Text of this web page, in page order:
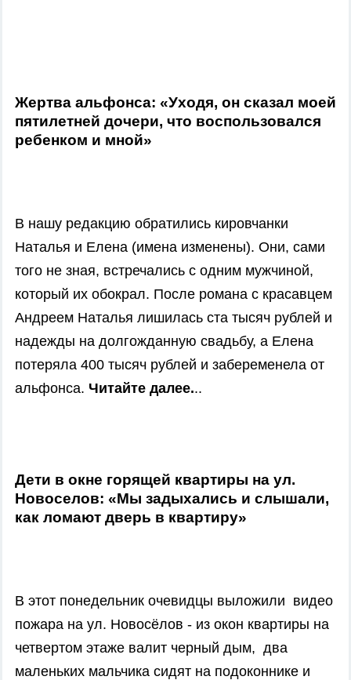
Жертва альфонса: «Уходя, он сказал моей
пятилетней дочери, что воспользовался
ребенком и мной»
В нашу редакцию обратились кировчанки
Наталья и Елена (имена изменены). Они, сами
того не зная, встречались с одним мужчиной,
который их обокрал. После романа с красавцем
Андреем Наталья лишилась ста тысяч рублей и
надежды на долгожданную свадьбу, а Елена
потеряла 400 тысяч рублей и забеременела от
альфонса. Читайте далее...
Дети в окне горящей квартиры на ул.
Новоселов: «Мы задыхались и слышали,
как ломают дверь в квартиру»
В этот понедельник очевидцы выложили видео
пожара на ул. Новосёлов - из окон квартиры на
четвертом этаже валит черный дым, два
маленьких мальчика сидят на подоконнике и